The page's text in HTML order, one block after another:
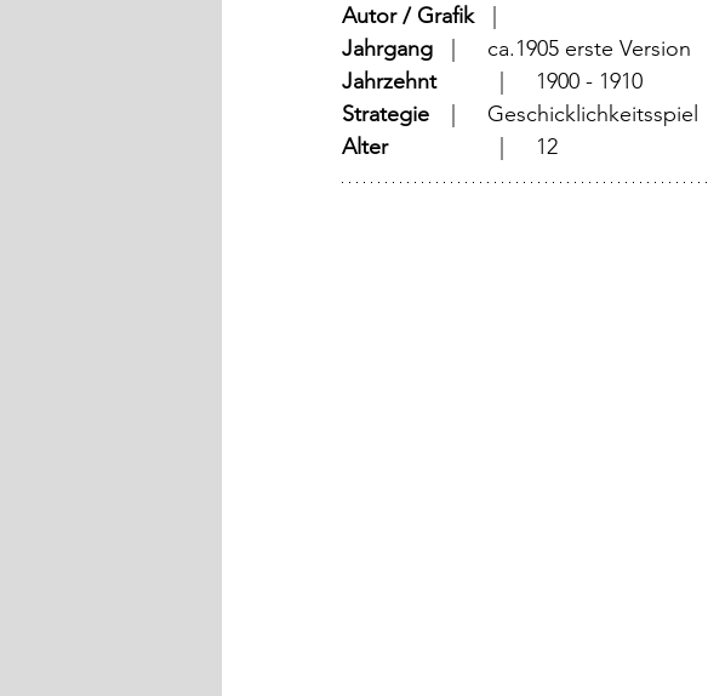
Autor / Grafik
Jahrgang
	  |	ca.1905 erste Version
Jahrzehnt
	  |	1900 - 1910
Strategie
	  |	Geschicklichkeitsspiel
Alter
		  |	12